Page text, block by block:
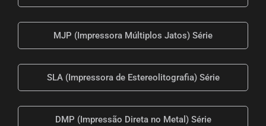
MJP (Impressora Múltiplos Jatos) Série
SLA (Impressora de Estereolitografia) Série
DMP (Impressão Direta no Metal) Série